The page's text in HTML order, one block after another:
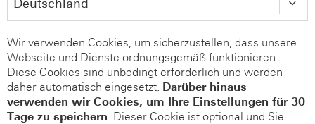
Wir verwenden Cookies, um sicherzustellen, dass unsere
Webseite und Dienste ordnungsgemäß funktionieren.
Diese Cookies sind unbedingt erforderlich und werden
daher automatisch eingesetzt. Darüber hinaus
verwenden wir Cookies, um Ihre Einstellungen für 30
Tage zu speichern. Dieser Cookie ist optional und Sie